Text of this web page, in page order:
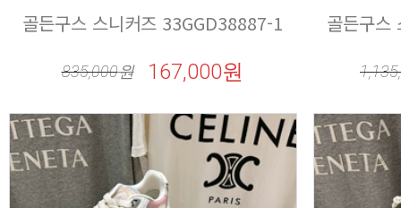
골든구스 스니커즈 33GGD38887-1
835,000원 167,000원
골든구스